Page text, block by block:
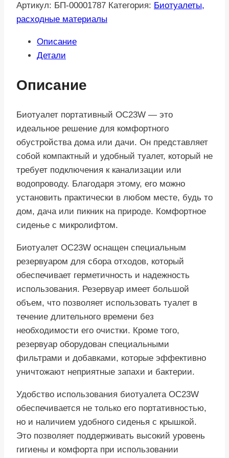
Артикул: БП-00001787 Категория: Биотуалеты,
расходные материалы
Описание
Детали
Описание
Биотуалет портативный OC23W — это
идеальное решение для комфортного
обустройства дома или дачи. Он представляет
собой компактный и удобный туалет, который не
требует подключения к канализации или
водопроводу. Благодаря этому, его можно
установить практически в любом месте, будь то
дом, дача или пикник на природе. Комфортное
сиденье с микролифтом.
Биотуалет OC23W оснащен специальным
резервуаром для сбора отходов, который
обеспечивает герметичность и надежность
использования. Резервуар имеет большой
объем, что позволяет использовать туалет в
течение длительного времени без
необходимости его очистки. Кроме того,
резервуар оборудован специальными
фильтрами и добавками, которые эффективно
уничтожают неприятные запахи и бактерии.
Удобство использования биотуалета OC23W
обеспечивается не только его портативностью,
но и наличием удобного сиденья с крышкой.
Это позволяет поддерживать высокий уровень
гигиены и комфорта при использовании